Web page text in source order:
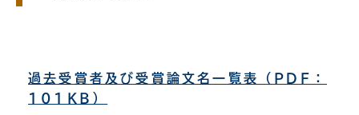
過去受賞者及び受賞論文名一覧表（PDF：
101KB）